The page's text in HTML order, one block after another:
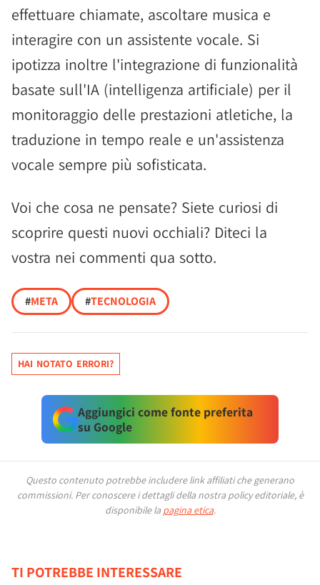
effettuare chiamate, ascoltare musica e
interagire con un assistente vocale. Si
ipotizza inoltre l'integrazione di funzionalità
basate sull'IA (intelligenza artificiale) per il
monitoraggio delle prestazioni atletiche, la
traduzione in tempo reale e un'assistenza
vocale sempre più sofisticata.
Voi che cosa ne pensate? Siete curiosi di
scoprire questi nuovi occhiali? Diteci la
vostra nei commenti qua sotto.
#META #TECNOLOGIA
HAI NOTATO ERRORI?
Aggiungici come fonte preferita
su Google
Questo contenuto potrebbe includere link affiliati che generano
commissioni. Per conoscere i dettagli della nostra policy editoriale, è
disponibile la pagina etica.
TI POTREBBE INTERESSARE